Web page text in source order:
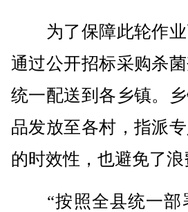
为了保障此轮作业
通过公开招标采购杀
统一配送到各乡镇。
品发放至各村，指派
的时效性，也避免了浪
“按照全县统一部